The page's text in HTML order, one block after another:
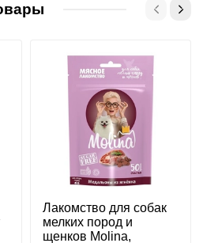
Лакомство для собак
мелких пород и
щенков Molina,